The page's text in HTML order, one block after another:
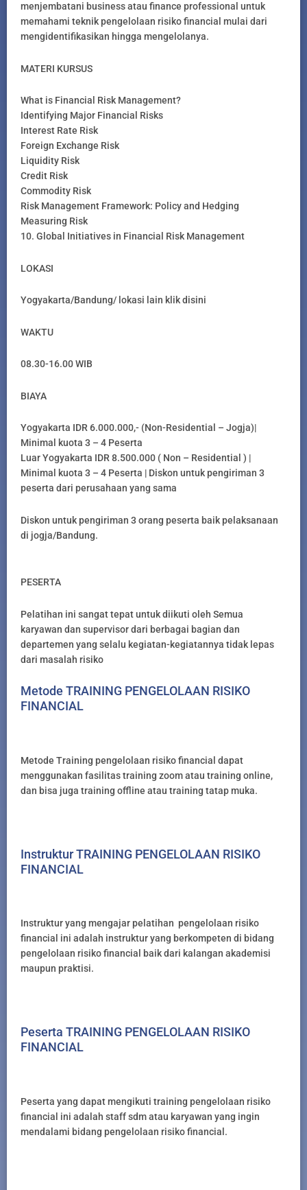
menjembatani business atau finance professional untuk
memahami teknik pengelolaan risiko financial mulai dari
mengidentifikasikan hingga mengelolanya.
MATERI KURSUS
What is Financial Risk Management?
Identifying Major Financial Risks
Interest Rate Risk
Foreign Exchange Risk
Liquidity Risk
Credit Risk
Commodity Risk
Risk Management Framework: Policy and Hedging
Measuring Risk
10. Global Initiatives in Financial Risk Management
LOKASI
Yogyakarta/Bandung/ lokasi lain klik disini
WAKTU
08.30-16.00 WIB
BIAYA
Yogyakarta IDR 6.000.000,- (Non-Residential – Jogja)|
Minimal kuota 3 – 4 Peserta
Luar Yogyakarta IDR 8.500.000 ( Non – Residential ) |
Minimal kuota 3 – 4 Peserta | Diskon untuk pengiriman 3
peserta dari perusahaan yang sama
Diskon untuk pengiriman 3 orang peserta baik pelaksanaan
di jogja/Bandung.
PESERTA
Pelatihan ini sangat tepat untuk diikuti oleh Semua
karyawan dan supervisor dari berbagai bagian dan
departemen yang selalu kegiatan-kegiatannya tidak lepas
dari masalah risiko
Metode TRAINING PENGELOLAAN RISIKO
FINANCIAL
Metode Training pengelolaan risiko financial dapat
menggunakan fasilitas training zoom atau training online,
dan bisa juga training offline atau training tatap muka.
Instruktur TRAINING PENGELOLAAN RISIKO
FINANCIAL
Instruktur yang mengajar pelatihan pengelolaan risiko
financial ini adalah instruktur yang berkompeten di bidang
pengelolaan risiko financial baik dari kalangan akademisi
maupun praktisi.
Peserta TRAINING PENGELOLAAN RISIKO
FINANCIAL
Peserta yang dapat mengikuti training pengelolaan risiko
financial ini adalah staff sdm atau karyawan yang ingin
mendalami bidang pengelolaan risiko financial.